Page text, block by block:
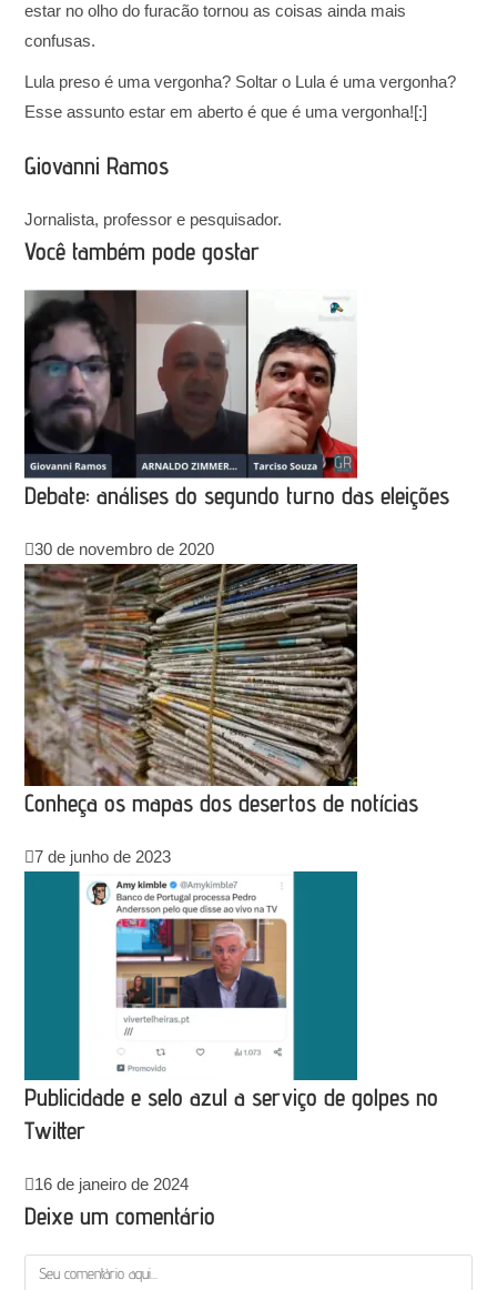
estar no olho do furacão tornou as coisas ainda mais
confusas.
Lula preso é uma vergonha? Soltar o Lula é uma vergonha?
Esse assunto estar em aberto é que é uma vergonha![:]
Giovanni Ramos
Jornalista, professor e pesquisador.
Você também pode gostar
Debate: análises do segundo turno das eleições
30 de novembro de 2020
Conheça os mapas dos desertos de notícias
7 de junho de 2023
Publicidade e selo azul a serviço de golpes no
Twitter
16 de janeiro de 2024
Deixe um comentário
Comentário